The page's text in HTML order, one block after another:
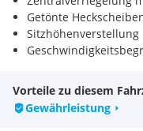
Getönte
Sitzhöhenverstellung
Hilfe beim Starten
Automatische
Freisprecheinrichtung
Vorteile zu diesem
Gewährleistung